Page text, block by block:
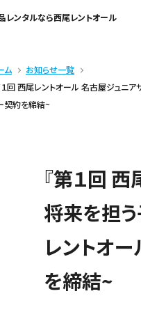
レンタルなら西尾レントオール
ム
お知らせ一覧
１回 西尾レントオール 名古屋ジュニ
契約を締結~
『第１回
将来を担
レントオ
を締結~